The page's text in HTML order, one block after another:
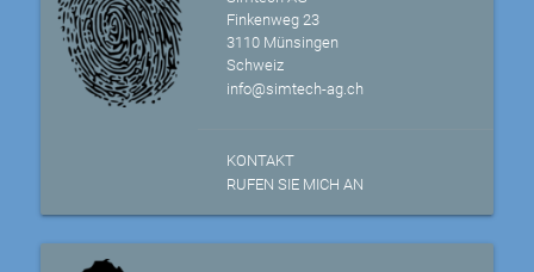
Finkenweg 23
3110 Münsingen
Schweiz
info@simtech-ag.ch
KONTAKT
RUFEN SIE MICH AN